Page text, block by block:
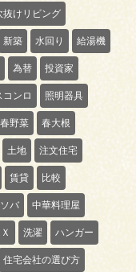
抜けリビング
新築 水回り 給湯機
為替 投資家
コンロ 照明器具
春野菜 春大根
土地 注文住宅
賃貸 比較
バ 中華料理屋
洗濯 ハンガー
住宅会社の選び方